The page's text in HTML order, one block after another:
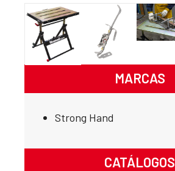
MARCAS
Strong Hand
CATÁLOGOS